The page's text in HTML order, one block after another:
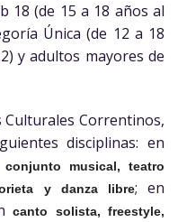
18 (de 15 a 18 años al
Única (de 12 a 18
y adultos mayores de
Culturales Correntinos,
disciplinas: en
conjunto musical, teatro
y danza libre; en
canto solista, freestyle,